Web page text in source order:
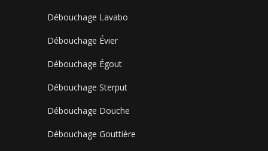
Débouchage Lavabo
Débouchage Évier
Débouchage Égout
Débouchage Sterput
Débouchage Douche
Débouchage Gouttière